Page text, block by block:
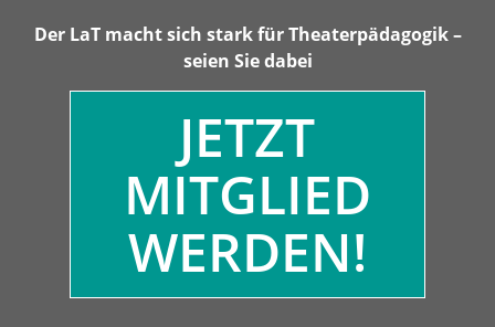
Der LaT macht sich stark für Theaterpädagogik –
seien Sie dabei
JETZT
MITGLIED
WERDEN!